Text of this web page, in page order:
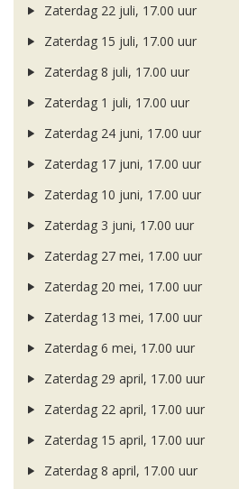
Zaterdag 22 juli, 17.00 uur
Zaterdag 15 juli, 17.00 uur
Zaterdag 8 juli, 17.00 uur
Zaterdag 1 juli, 17.00 uur
Zaterdag 24 juni, 17.00 uur
Zaterdag 17 juni, 17.00 uur
Zaterdag 10 juni, 17.00 uur
Zaterdag 3 juni, 17.00 uur
Zaterdag 27 mei, 17.00 uur
Zaterdag 20 mei, 17.00 uur
Zaterdag 13 mei, 17.00 uur
Zaterdag 6 mei, 17.00 uur
Zaterdag 29 april, 17.00 uur
Zaterdag 22 april, 17.00 uur
Zaterdag 15 april, 17.00 uur
Zaterdag 8 april, 17.00 uur